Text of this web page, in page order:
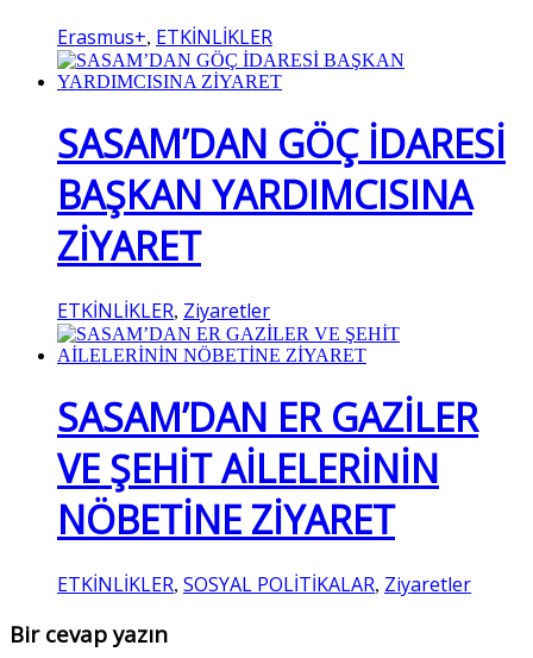
Erasmus+, ETKİNLİKLER
SASAM’DAN GÖÇ İDARESİ
BAŞKAN YARDIMCISINA
ZİYARET
ETKİNLİKLER, Ziyaretler
SASAM’DAN ER GAZİLER
VE ŞEHİT AİLELERİNİN
NÖBETİNE ZİYARET
ETKİNLİKLER, SOSYAL POLİTİKALAR, Ziyaretler
Bir cevap yazın